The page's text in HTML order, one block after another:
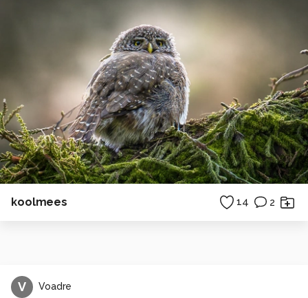
koolmees 14 2
V Voadre